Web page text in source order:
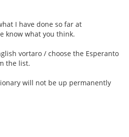
I have done so far at
know what you think.
vortaro / choose the Esperanto
the list.
will not be up permanently